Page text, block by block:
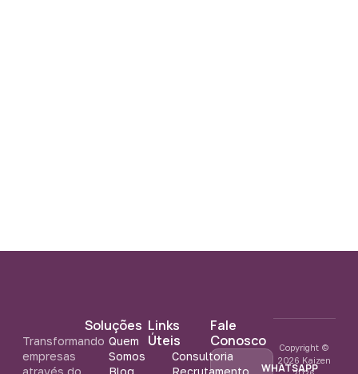
Transformando
empresas
através do
Soluções
Quem
Somos
Blog
Links
Úteis
Consultoria
Recrutamento
Fale
Conosco
WHATSAPP
Copyright ©
2026 Kaizen